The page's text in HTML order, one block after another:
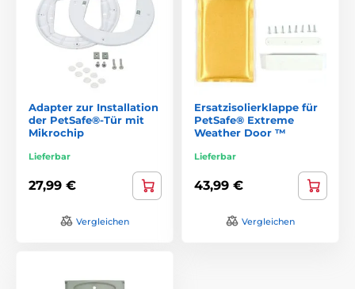
Adapter zur Installation
der PetSafe®-Tür mit
Mikrochip
Lieferbar
27,99 €
Vergleichen
Ersatzisolierklappe für
PetSafe® Extreme
Weather Door ™
Lieferbar
43,99 €
Vergleichen